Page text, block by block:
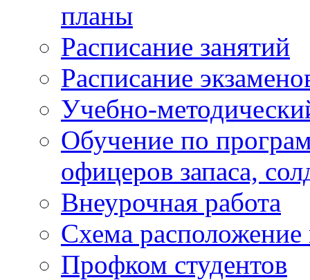
планы
Расписание занятий
Расписание
Учебно-
Обучение по
офицеров запаса,
Внеурочная работа
Схема расположение
Профком студентов